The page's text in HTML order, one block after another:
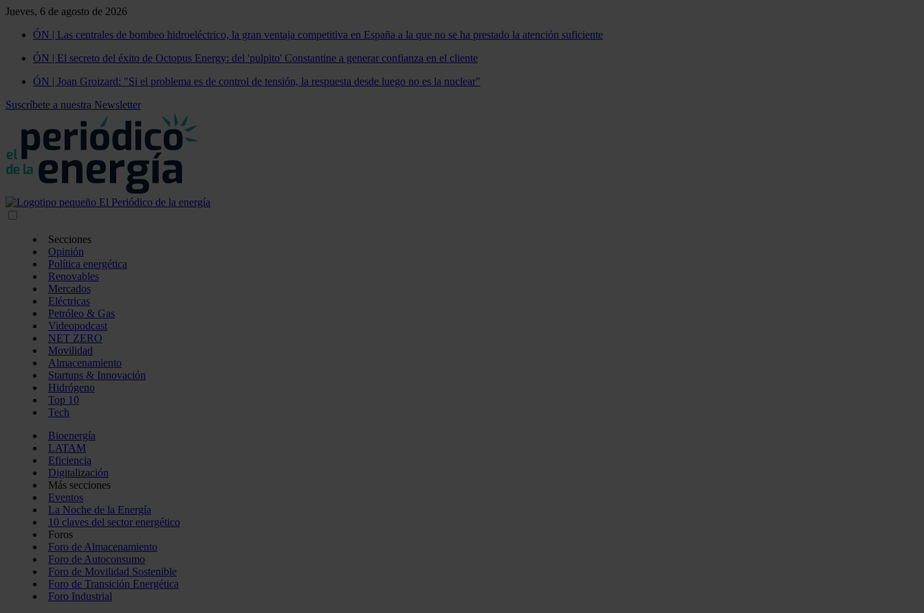
Jueves, 6 de agosto de 2026
ÓN | Las centrales de bombeo hidroeléctrico, la gran ventaja competitiva en España a la que no se ha prestado la atención suficiente
ÓN | El secreto del éxito de Octopus Energy: del 'pulpito' Constantine a generar confianza en el cliente
ÓN | Joan Groizard: "Si el problema es de control de tensión, la respuesta desde luego no es la nuclear"
Suscríbete a nuestra Newsletter
Secciones
Opinión
Política energética
Renovables
Mercados
Eléctricas
Petróleo & Gas
Videopodcast
NET ZERO
Movilidad
Almacenamiento
Startups & Innovación
Hidrógeno
Top 10
Tech
Bioenergía
LATAM
Eficiencia
Digitalización
Más secciones
Eventos
La Noche de la Energía
10 claves del sector energético
Foros
Foro de Almacenamiento
Foro de Autoconsumo
Foro de Movilidad Sostenible
Foro de Transición Energética
Foro Industrial